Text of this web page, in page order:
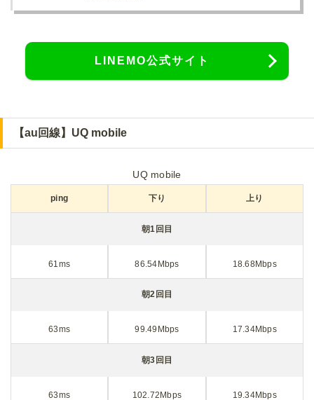
LINEMO公式サイト
【au回線】UQ mobile
UQ mobile
ping 下り 上り
朝1回目
61ms 86.54Mbps 18.68Mbps
朝2回目
63ms 99.49Mbps 17.34Mbps
朝3回目
63ms 102.72Mbps 19.34Mbps